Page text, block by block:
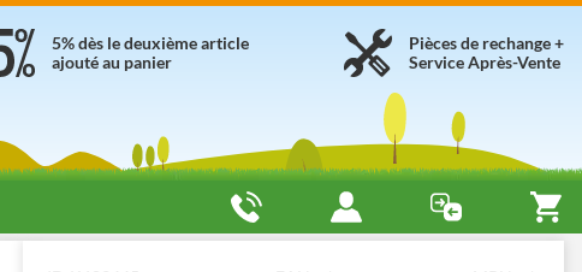
Pièces de rechange +
Service Après-Vente
5% dès le deuxième article
ajouté au panier